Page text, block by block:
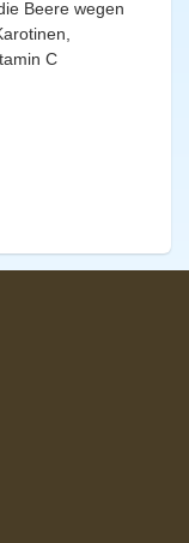
Beere wegen
C